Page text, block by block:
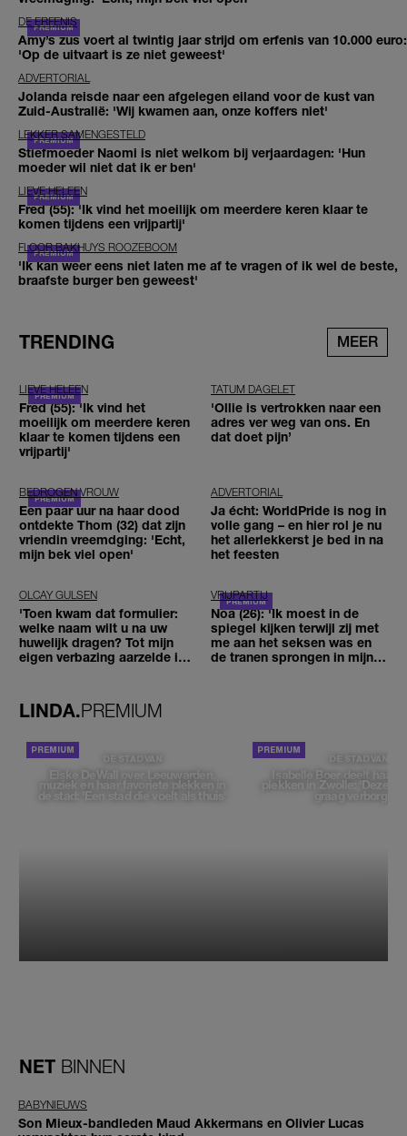
DE ERFENIS
Amy’s zus voert al twintig jaar strijd om erfenis van 10.000 euro:
'Op de uitvaart is ze niet geweest'
ADVERTORIAL
Jolanda reisde naar een afgelegen eiland voor de kust van
Zuid-Australië: 'Wij kwamen aan, onze koffers niet'
LEKKER SAMENGESTELD
Stiefmoeder Naomi is niet welkom bij verjaardagen: 'Hun
moeder wil niet dat ik er ben'
LIEVE HELEEN
Fred (55): 'Ik vind het moeilijk om meerdere keren klaar te
komen tijdens een vrijpartij'
FLOOR BAKHUYS ROOZEBOOM
'Ik kan weer eens niet laten me af te vragen of ik wel de beste,
braafste burger ben geweest'
TRENDING MEER
LIEVE HELEEN
Fred (55): 'Ik vind het
moeilijk om meerdere keren
klaar te komen tijdens een
vrijpartij'
TATUM DAGELET
'Ollie is vertrokken naar een
adres ver weg van ons. En
dat doet pijn’
BEDROGEN VROUW
Een paar uur na haar dood
ontdekte Thom (32) dat zijn
vriendin vreemdging: 'Echt,
mijn bek viel open'
ADVERTORIAL
Ja écht: WorldPride is nog in
volle gang – en hier rol je nu
het allerlekkerst je bed in na
het feesten
OLCAY GULSEN
'Toen kwam dat formulier:
welke naam wilt u na uw
huwelijk dragen? Tot mijn
eigen verbazing aarzelde ik
VRIJPARTIJ
Noa (26): 'Ik moest in de
spiegel kijken terwijl zij met
me aan het seksen was en
de tranen sprongen in mijn
LINDA.PREMIUM
DE STAD VAN
Elske DeWall over Leeuwarden,
muziek en haar favoriete plekken in
de stad: 'Een stad die voelt als thuis'
DE STAD VAN
Isabelle Boer deelt haar
plekken in Zwolle: 'Deze
graag verborgen'
NET BINNEN
BABYNIEUWS
Son Mieux-bandleden Maud Akkermans en Olivier Lucas